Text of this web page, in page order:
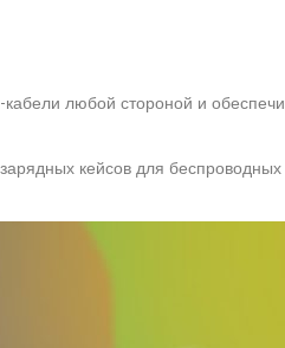
любой стороной и
кейсов для